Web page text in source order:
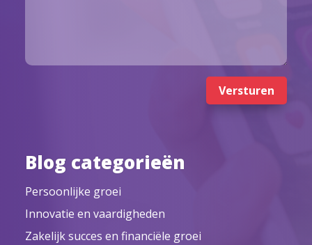
Versturen
Blog categorieën
Persoonlijke groei
Innovatie en vaardigheden
Zakelijk succes en financiële groei